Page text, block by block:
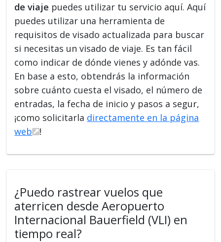
de viaje puedes utilizar tu servicio aquí. Aquí
puedes utilizar una herramienta de
requisitos de visado actualizada para buscar
si necesitas un visado de viaje. Es tan fácil
como indicar de dónde vienes y adónde vas.
En base a esto, obtendrás la información
sobre cuánto cuesta el visado, el número de
entradas, la fecha de inicio y pasos a segur,
¡como solicitarla directamente en la página
web
!
¿Puedo rastrear vuelos que
aterricen desde Aeropuerto
Internacional Bauerfield (VLI) en
tiempo real?